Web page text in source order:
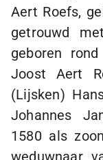
Aert Roefs,
getrouwd
geboren
Joost Aert
(Lijsken)
Johannes
1580 als
weduwnaar